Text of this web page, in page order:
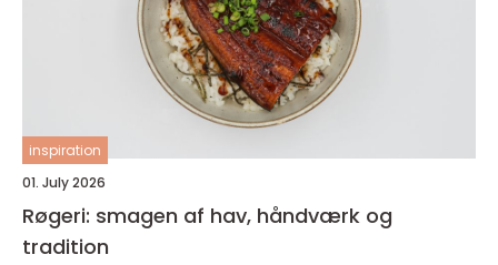
inspiration
01. July 2026
Røgeri: smagen af hav, håndværk og
tradition